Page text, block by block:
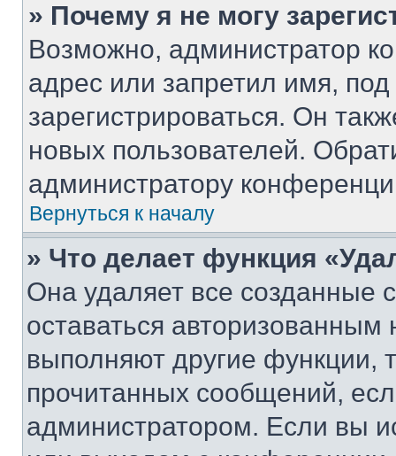
» Почему я не могу
Возможно, администратор
адрес или запретил имя,
зарегистрироваться. Он
новых пользователей.
администратору
Вернуться к началу
» Что делает функция
Она удаляет все созданные
оставаться
выполняют другие функции,
прочитанных сообщений,
администратором. Если вы